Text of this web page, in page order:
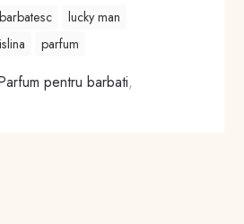
barbatesc
lucky man
parfum
pentru barbati,